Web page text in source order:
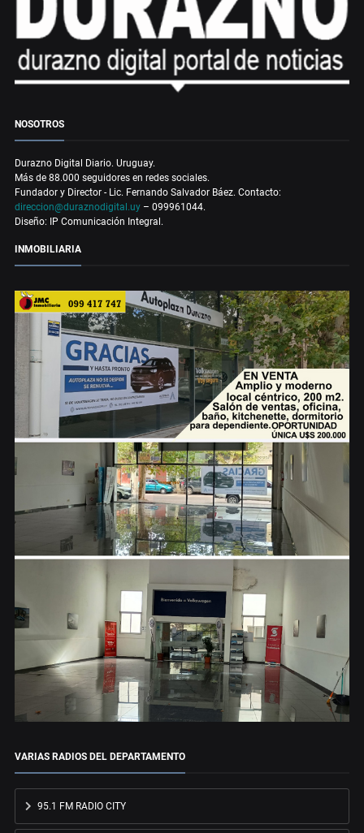
NOSOTROS
Durazno Digital Diario. Uruguay.
Más de 88.000 seguidores en redes sociales.
Fundador y Director - Lic. Fernando Salvador Báez. Contacto:
direccion@duraznodigital.uy – 099961044.
Diseño: IP Comunicación Integral.
INMOBILIARIA
VARIAS RADIOS DEL DEPARTAMENTO
95.1 FM RADIO CITY